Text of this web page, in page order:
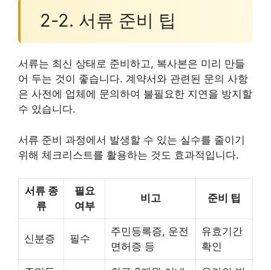
2-2. 서류 준비 팁
서류는 최신 상태로 준비하고, 복사본은 미리 만들
어 두는 것이 좋습니다. 계약서와 관련된 문의 사항
은 사전에 업체에 문의하여 불필요한 지연을 방지할
수 있습니다.
서류 준비 과정에서 발생할 수 있는 실수를 줄이기
위해 체크리스트를 활용하는 것도 효과적입니다.
서류 종
류
필요
여부
비고 준비 팁
신분증 필수
주민등록증, 운전
면허증 등
유효기간
확인